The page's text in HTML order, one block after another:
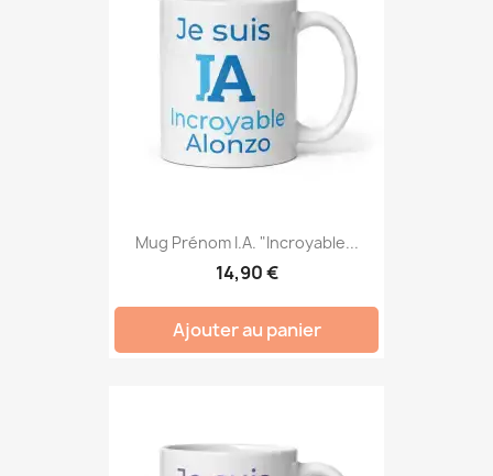
Mug Prénom I.A. "Incroyable...
14,90 €
Ajouter au panier